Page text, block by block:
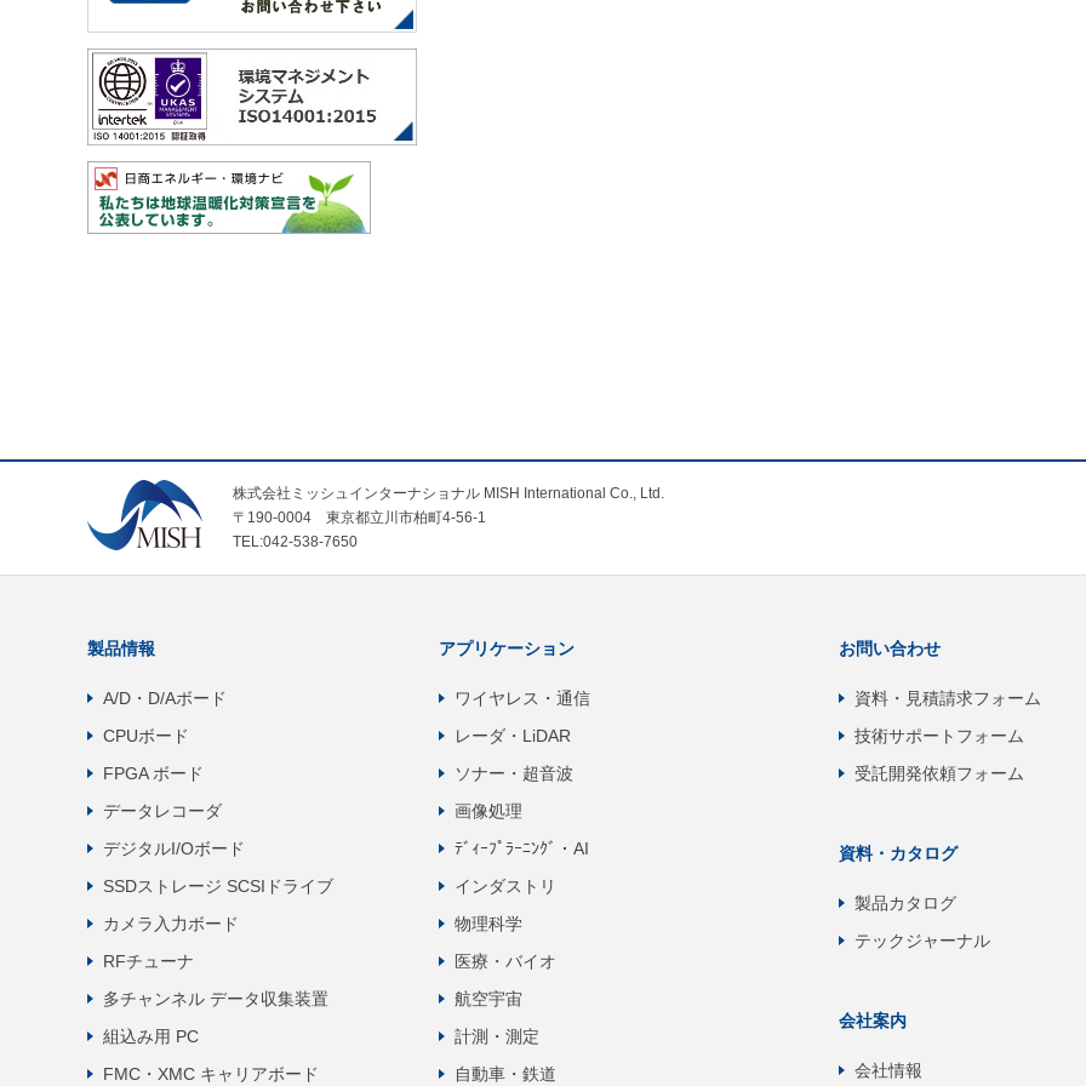
株式会社ミッシュインターナショナル MISH International Co., Ltd.
〒190-0004 東京都立川市柏町4-56-1
TEL:042-538-7650
製品情報
A/D・D/Aボード
CPUボード
FPGA ボード
データレコーダ
デジタルI/Oボード
SSDストレージ SCSIドライブ
カメラ入力ボード
RFチューナ
多チャンネル データ収集装置
組込み用 PC
FMC・XMC キャリアボード
アプリケーション
ワイヤレス・通信
レーダ・LiDAR
ソナー・超音波
画像処理
ﾃﾞｨｰﾌﾟﾗｰﾆﾝｸﾞ・AI
インダストリ
物理科学
医療・バイオ
航空宇宙
計測・測定
自動車・鉄道
お問い合わせ
資料・見積請求フォーム
技術サポートフォーム
受託開発依頼フォーム
資料・カタログ
製品カタログ
テックジャーナル
会社案内
会社情報